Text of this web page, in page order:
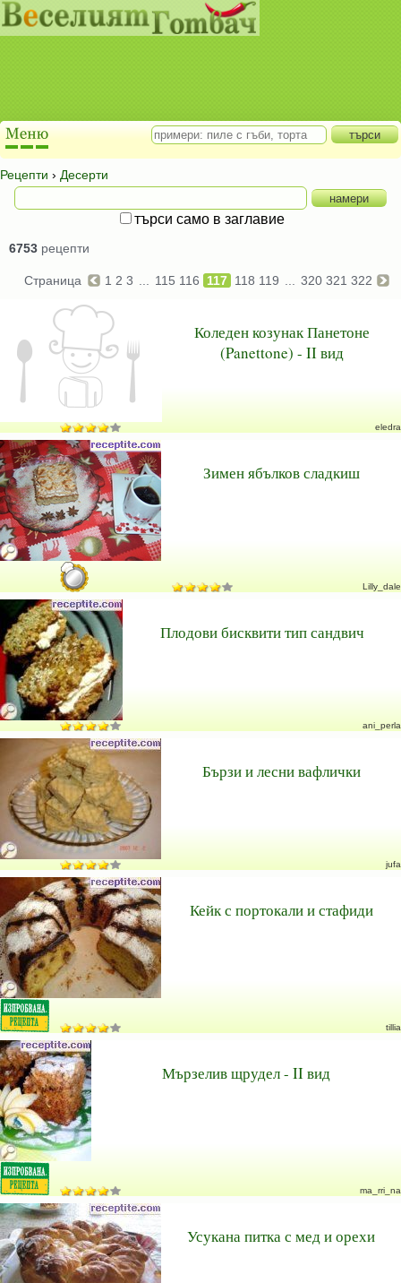
Рецепти › Десерти
търси само в заглавие
6753 рецепти
Страница 1 2 3 115 116 117 118 119 320 321 322
Коледен козунак Панетоне
(Panettone) - II вид
eledra
Зимен ябълков сладкиш
Lilly_dale
Плодови бисквити тип сандвич
ani_perla
Бързи и лесни вафлички
jufa
Кейк с портокали и стафиди
tillia
Мързелив щрудел - II вид
ma_rri_na
Усукана питка с мед и орехи